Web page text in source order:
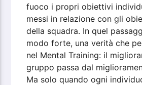
fuoco i propri obiettivi
messi in relazione con gli
della squadra. In quel
modo forte, una verità che
nel Mental Training: il
gruppo passa dal
Ma solo quando ogni